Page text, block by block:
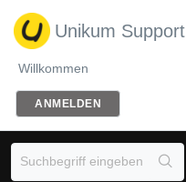
Unikum Support
Willkommen
ANMELDEN